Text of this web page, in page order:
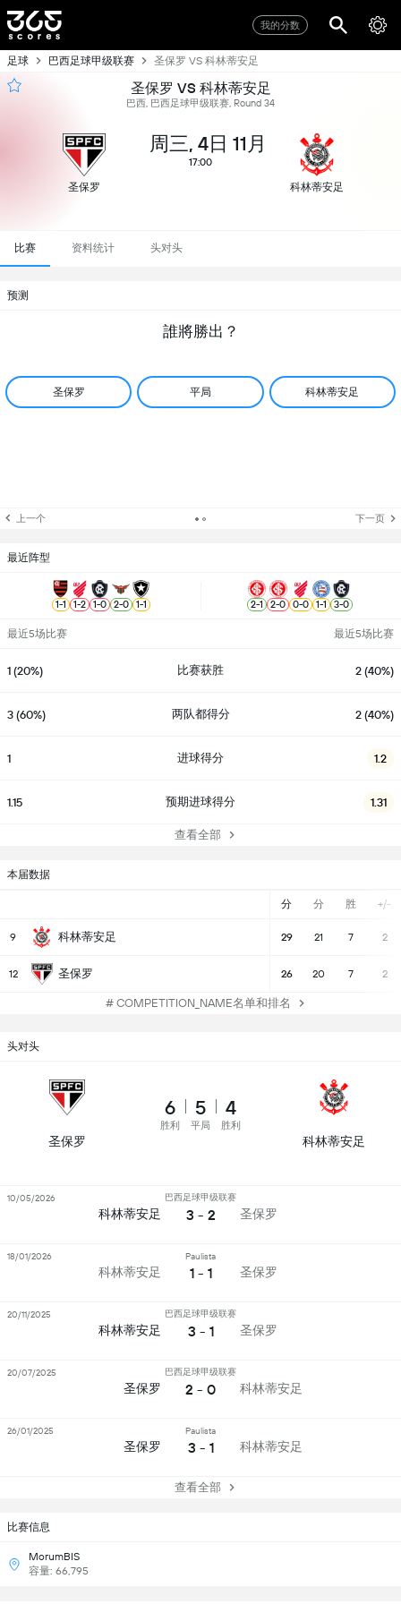
我的分数
足球 巴西足球甲级联赛 圣保罗 VS 科林蒂安足
圣保罗 VS 科林蒂安足
巴西, 巴西足球甲级联赛, Round 34
圣保罗
周三, 4日 11月
17:00
科林蒂安足
比赛 资料统计 头对头
预测
誰將勝出？
圣保罗 平局 科林蒂安足
上一个 下一页
最近阵型
1-1 1-2 1-0 2-0 1-1 2-1 2-0 0-0 1-1 3-0
最近5场比赛 最近5场比赛
1 (20%) 比赛获胜 2 (40%)
3 (60%) 两队都得分 2 (40%)
1 进球得分 1.2
1.15 预期进球得分 1.31
查看全部
本届数据
分 分 胜 +/-
9 科林蒂安足 29 21 7 2
12 圣保罗 26 20 7 2
# COMPETITION_NAME名单和排名
比赛信息
MorumBIS
容量: 66,795
头对头
圣保罗
6
胜利
5
平局
4
胜利
科林蒂安足
科林蒂安足
巴西足球甲级联赛
3 - 2 圣保罗
10/05/2026
科林蒂安足
Paulista
1 - 1 圣保罗
18/01/2026
科林蒂安足
巴西足球甲级联赛
3 - 1 圣保罗
20/11/2025
圣保罗
巴西足球甲级联赛
2 - 0 科林蒂安足
20/07/2025
圣保罗
Paulista
3 - 1 科林蒂安足
26/01/2025
查看全部